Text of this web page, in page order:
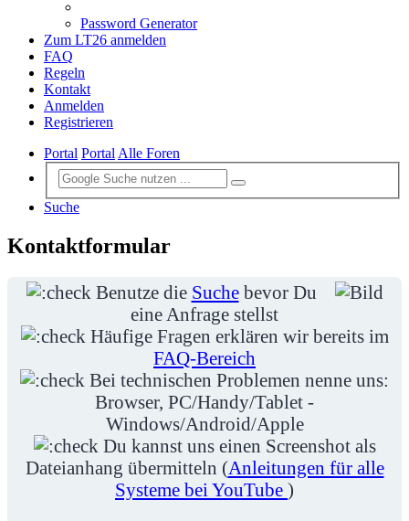
Password Generator
Zum LT26 anmelden
FAQ
Regeln
Kontakt
Anmelden
Registrieren
Portal PortalAlle Foren
Suche
Kontaktformular
Benutze die Suchebevor Du
eine Anfrage stellst
Häufige Fragen erklären wir bereits im
FAQ-Bereich
Bei technischen Problemen nenne uns:
Browser, PC/Handy/Tablet -
Windows/Android/Apple
Du kannst uns einen Screenshot als
Dateianhang übermitteln (Anleitungen für alle
Systeme bei YouTube )